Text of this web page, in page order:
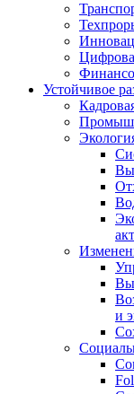
Устойчивое
и